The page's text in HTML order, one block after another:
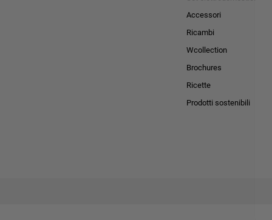
Accessori
Ricambi
Wcollection
Brochures
Ricette
Prodotti sostenibili